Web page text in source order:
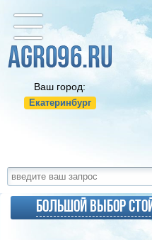
Ваш город:
Екатеринбург
Большой выбор